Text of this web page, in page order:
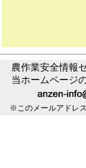
農作業安全情報
当ホームページ
※このメールアドレス